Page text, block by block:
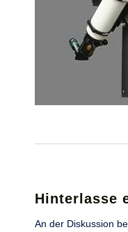
Hinterlasse
An der Diskussion